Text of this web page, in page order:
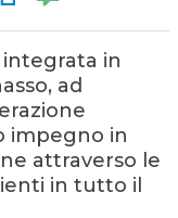
integrata in
ad
impegno in
attraverso le
in tutto il